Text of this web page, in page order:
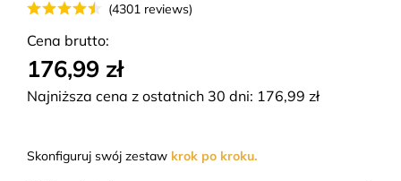
(4301 reviews)
Cena brutto:
176,99 zł
Najniższa cena z ostatnich 30 dni: 176,99 zł
Skonfiguruj swój zestaw krok po kroku.